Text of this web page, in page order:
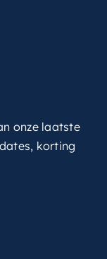
onze laatste
korting